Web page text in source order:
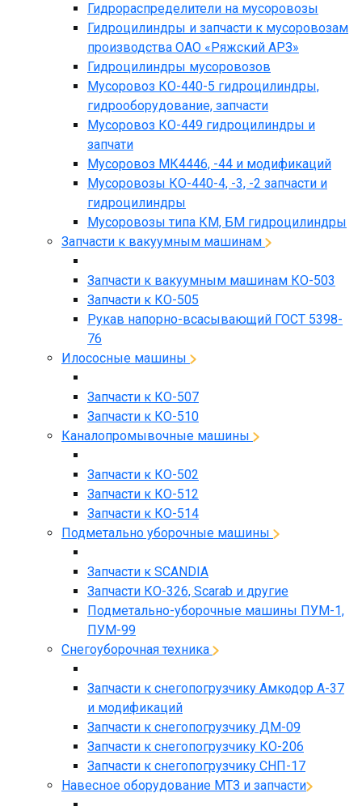
Гидрораспределители на мусоровозы
Гидроцилиндры и запчасти к мусоровозам
производства ОАО «Ряжский АРЗ»
Гидроцилиндры мусоровозов
Мусоровоз КО-440-5 гидроцилиндры,
гидрооборудование, запчасти
Мусоровоз КО-449 гидроцилиндры и
запчати
Мусоровоз МК4446, -44 и модификаций
Мусоровозы КО-440-4, -3, -2 запчасти и
гидроцилиндры
Мусоровозы типа КМ, БМ гидроцилиндры
Запчасти к вакуумным машинам
Запчасти к вакуумным машинам КО-503
Запчасти к КО-505
Рукав напорно-всасывающий ГОСТ 5398-
76
Илососные машины
Запчасти к КО-507
Запчасти к КО-510
Каналопромывочные машины
Запчасти к КО-502
Запчасти к КО-512
Запчасти к КО-514
Подметально уборочные машины
Запчасти к SCANDIA
Запчасти КО-326, Scarab и другие
Подметально-уборочные машины ПУМ-1,
ПУМ-99
Снегоуборочная техника
Запчасти к снегопогрузчику Амкодор А-37
и модификаций
Запчасти к снегопогрузчику ДМ-09
Запчасти к снегопогрузчику КО-206
Запчасти к снегопогрузчику СНП-17
Навесное оборудование МТЗ и запчасти